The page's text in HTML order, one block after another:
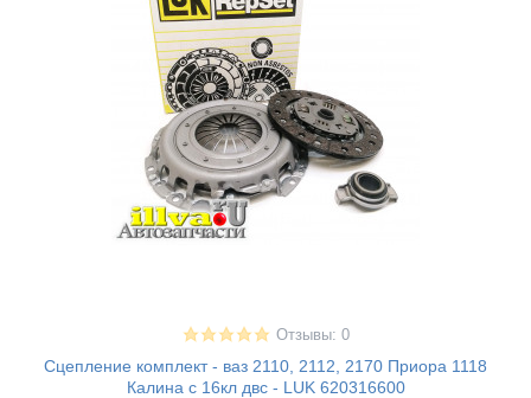
Отзывы: 0
Сцепление комплект - ваз 2110, 2112, 2170 Приора 1118
Калина с 16кл двс - LUK 620316600